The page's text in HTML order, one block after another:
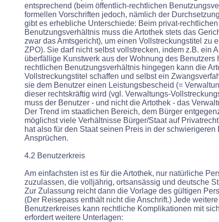
entsprechend (beim öffentlich-rechtlichen
formellen Vorschriften jedoch, nämlich der
gibt es erhebliche Unterschiede: Beim privat-rechtlichen
Benutzungsverhältnis muss die Artothek stets das
zwar das Amtsgericht), um einen Vollstreckungstitel zu
ZPO). Sie darf nicht selbst vollstrecken, indem z.B. ein
überfällige Kunstwerk aus der Wohnung des Benutzers
rechtlichen Benutzungsverhältnis hingegen kann die
Vollstreckungstitel schaffen und selbst ein
sie dem Benutzer einen Leistungsbescheid (=
dieser rechtskräftig wird (vgl. Verwaltungs-
muss der Benutzer - und nicht die Artothek - das
Der Trend im staatlichen Bereich, dem Bürger
möglichst viele Verhältnisse Bürger/Staat auf
hat also für den Staat seinen Preis in der schwierigeren
Ansprüchen.
4.2 Benutzerkreis
Am einfachsten ist es für die Artothek, nur natürliche
zuzulassen, die volljährig, ortsansässig und deutsche
Zur Zulassung reicht dann die Vorlage des gültigen
(Der Reisepass enthält nicht die Anschrift.) Jede
Benutzerkreises kann rechtliche Komplikationen mit
erfordert weitere Unterlagen: